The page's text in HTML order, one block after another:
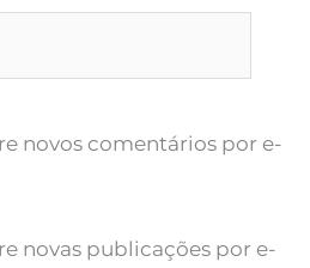
novos comentários por e-
novas publicações por e-